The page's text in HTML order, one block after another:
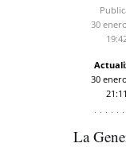
30
30
La